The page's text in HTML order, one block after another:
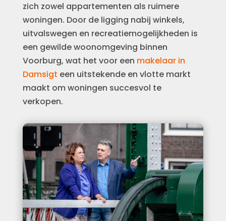
zich zowel appartementen als ruimere
woningen. Door de ligging nabij winkels,
uitvalswegen en recreatiemogelijkheden is
een gewilde woonomgeving binnen
Voorburg, wat het voor een makelaar in
Damsigt een uitstekende en vlotte markt
maakt om woningen succesvol te
verkopen.